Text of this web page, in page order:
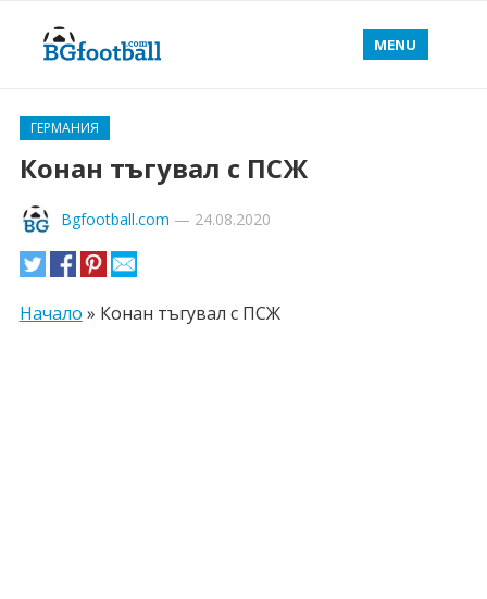
MENU
ГЕРМАНИЯ
Конан тъгувал с ПСЖ
Bgfootball.com — 24.08.2020
Начало » Конан тъгувал с ПСЖ